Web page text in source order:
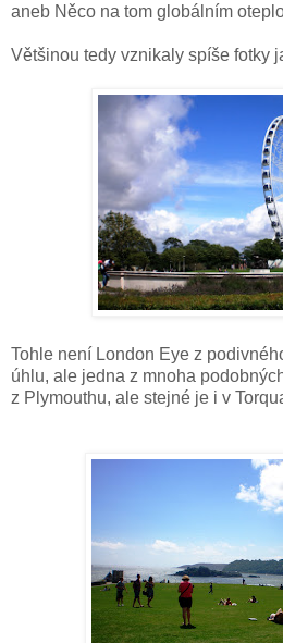
aneb Něco na tom globálním
Většinou tedy vznikaly spíše fotky
Tohle není London Eye z
úhlu, ale jedna z mnoha
z Plymouthu, ale stejné je i v